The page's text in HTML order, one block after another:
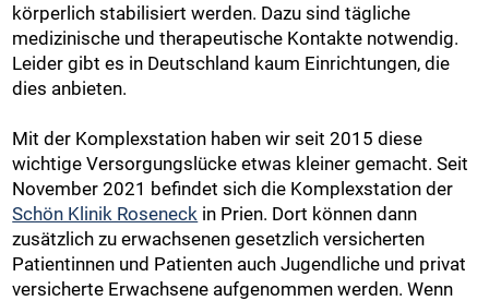
körperlich stabilisiert werden. Dazu sind tägliche
medizinische und therapeutische Kontakte notwendig.
Leider gibt es in Deutschland kaum Einrichtungen, die
dies anbieten.
Mit der Komplexstation haben wir seit 2015 diese
wichtige Versorgungslücke etwas kleiner gemacht. Seit
November 2021 befindet sich die Komplexstation der
Schön Klinik Roseneck in Prien. Dort können dann
zusätzlich zu erwachsenen gesetzlich versicherten
Patientinnen und Patienten auch Jugendliche und privat
versicherte Erwachsene aufgenommen werden. Wenn